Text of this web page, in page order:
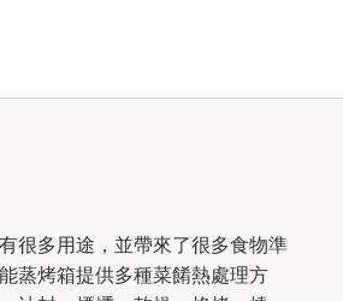
很多用途，並帶來了很多食物準
蒸烤箱提供多種菜餚熱處理方